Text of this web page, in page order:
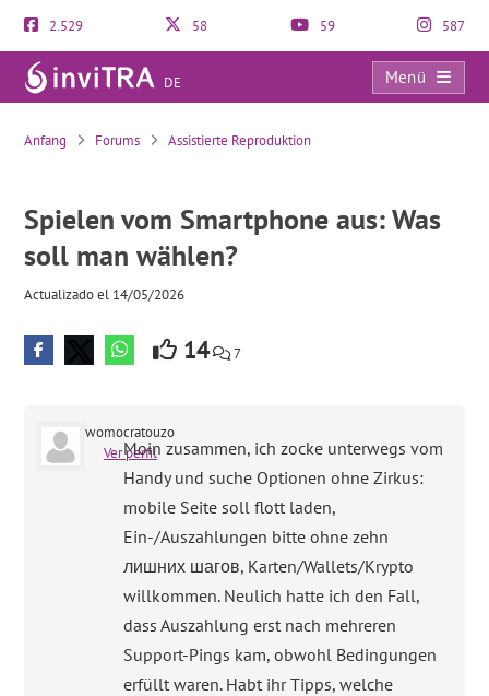
2.529 58 59 587
DE
Menü
Spielen vom Smartphone aus: Was soll man wählen?
Anfang Forums Assistierte Reproduktion
Spielen vom Smartphone aus: Was
soll man wählen?
Actualizado el 14/05/2026
14 7
womocratouzo
Ver perfil
Moin zusammen, ich zocke unterwegs vom
Handy und suche Optionen ohne Zirkus:
mobile Seite soll flott laden,
Ein-/Auszahlungen bitte ohne zehn
лишних шагов, Karten/Wallets/Krypto
willkommen. Neulich hatte ich den Fall,
dass Auszahlung erst nach mehreren
Support-Pings kam, obwohl Bedingungen
erfüllt waren. Habt ihr Tipps, welche